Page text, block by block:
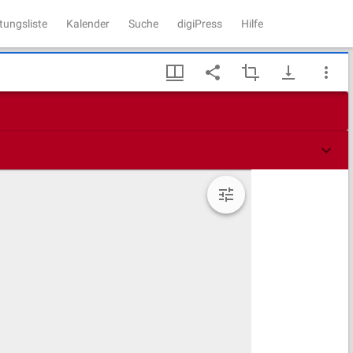
Kalender Suche digiPress Hilfe